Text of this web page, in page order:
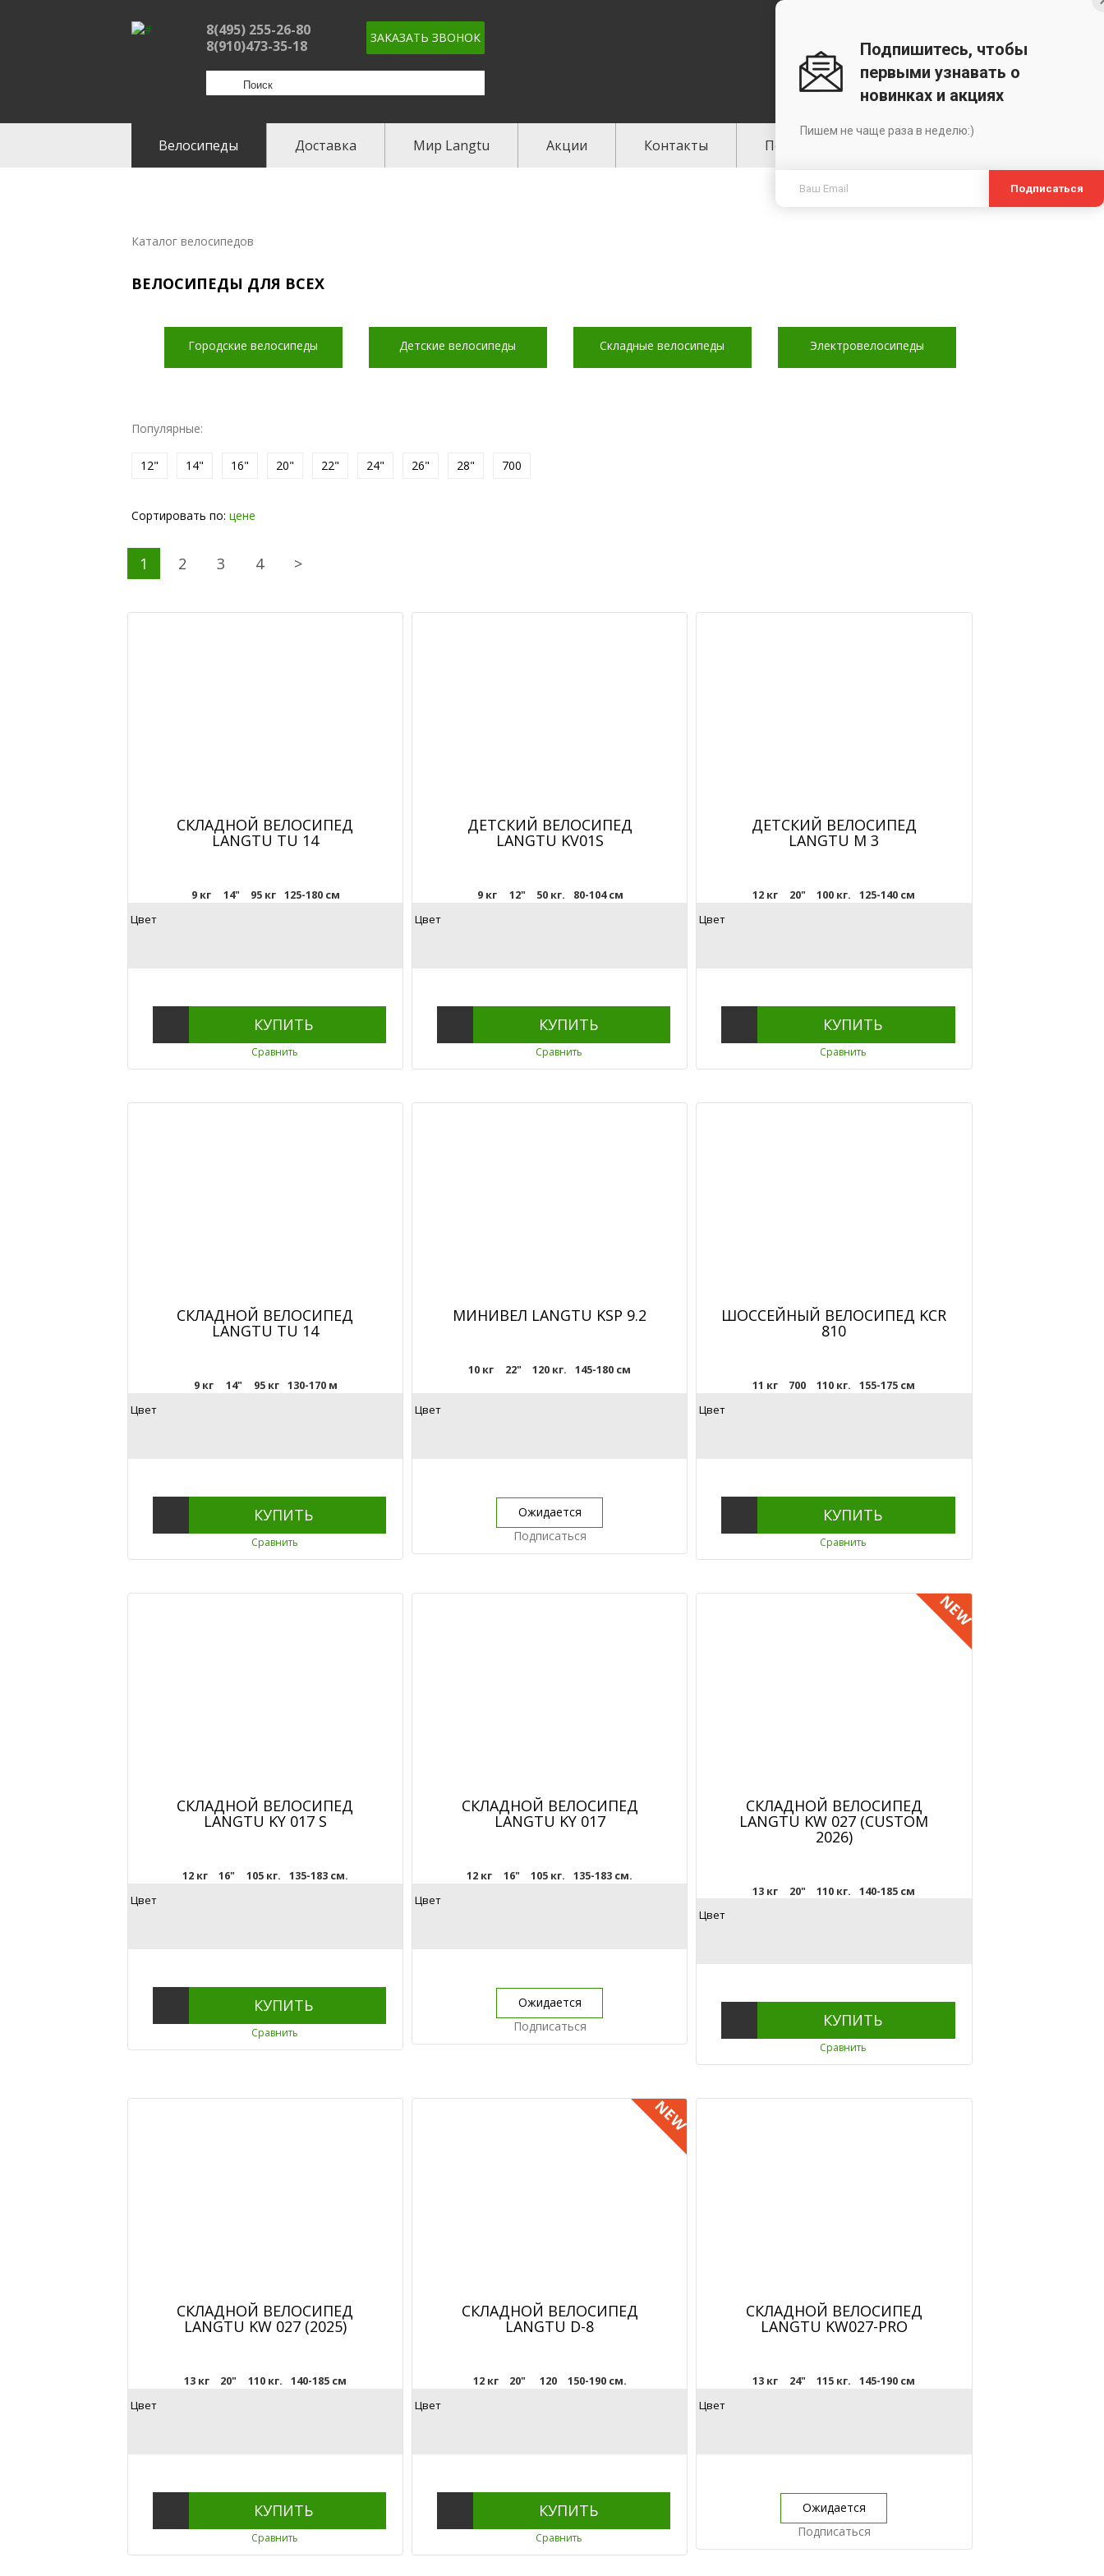
Подпишитесь, чтобы
первыми узнавать о
новинках и акциях
Пишем не чаще раза в неделю:)
Подписаться
8(495) 255-26-80
8(910)473-35-18
ЗАКАЗАТЬ ЗВОНОК
0 позиций
на сумму 0 руб.
Велосипеды Доставка Мир Langtu Акции Контакты Поддержка
Каталог велосипедов
ВЕЛОСИПЕДЫ ДЛЯ ВСЕХ
Городские велосипеды Детские велосипеды Складные велосипеды Электровелосипеды
Популярные:
12" 14" 16" 20" 22" 24" 26" 28" 700
Сортировать по: цене
1 2 3 4 >
СКЛАДНОЙ ВЕЛОСИПЕД
LANGTU TU 14
9 кг 14" 95 кг 125-180 см
Цвет
КУПИТЬ
Сравнить
ДЕТСКИЙ ВЕЛОСИПЕД
LANGTU KV01S
9 кг 12" 50 кг. 80-104 см
Цвет
КУПИТЬ
Сравнить
ДЕТСКИЙ ВЕЛОСИПЕД
LANGTU M 3
12 кг 20" 100 кг. 125-140 см
Цвет
КУПИТЬ
Сравнить
СКЛАДНОЙ ВЕЛОСИПЕД
LANGTU TU 14
9 кг 14" 95 кг 130-170 м
Цвет
КУПИТЬ
Сравнить
МИНИВЕЛ LANGTU KSP 9.2
10 кг 22" 120 кг. 145-180 см
Цвет
Ожидается
Подписаться
ШОССЕЙНЫЙ ВЕЛОСИПЕД KCR
810
11 кг 700 110 кг. 155-175 см
Цвет
КУПИТЬ
Сравнить
СКЛАДНОЙ ВЕЛОСИПЕД
LANGTU KY 017 S
12 кг 16" 105 кг. 135-183 см.
Цвет
КУПИТЬ
Сравнить
СКЛАДНОЙ ВЕЛОСИПЕД
LANGTU KY 017
12 кг 16" 105 кг. 135-183 см.
Цвет
Ожидается
Подписаться
NEW
СКЛАДНОЙ ВЕЛОСИПЕД
LANGTU KW 027 (CUSTOM
2026)
13 кг 20" 110 кг. 140-185 см
Цвет
КУПИТЬ
Сравнить
СКЛАДНОЙ ВЕЛОСИПЕД
LANGTU KW 027 (2025)
13 кг 20" 110 кг. 140-185 см
Цвет
КУПИТЬ
Сравнить
NEW
СКЛАДНОЙ ВЕЛОСИПЕД
LANGTU D-8
12 кг 20" 120 150-190 см.
Цвет
КУПИТЬ
Сравнить
СКЛАДНОЙ ВЕЛОСИПЕД
LANGTU KW027-PRO
13 кг 24" 115 кг. 145-190 см
Цвет
Ожидается
Подписаться